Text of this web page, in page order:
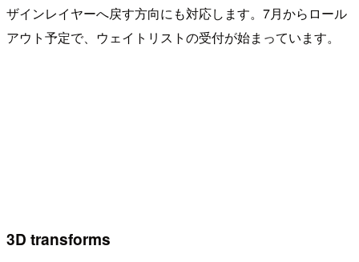
ザインレイヤーへ戻す方向にも対応します。7月からロール
アウト予定で、ウェイトリストの受付が始まっています。
3D transforms